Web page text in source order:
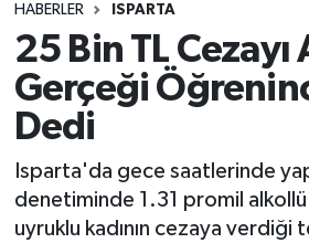
HABERLER ISPARTA
25 Bin TL
Gerçeği
Dedi
Isparta'da gece saatlerinde
denetiminde 1.31 promil alkollü
uyruklu kadının cezaya verdiği
Esnaf Diyor ki;
ASAYİŞ
BİLİM VE TEKNOLOJİ
EĞİTİM
Isparta Trafik Yoğunluk
Süper Lig Puan Durumu ve
Tüm Manşetler
Son Dakika Haberleri